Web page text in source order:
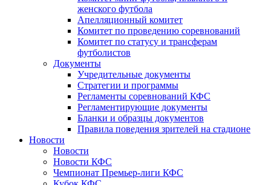
женского футбола
Апелляционный комитет
Комитет по проведению соревнований
Комитет по статусу и трансферам
футболистов
Документы
Учредительные документы
Стратегии и программы
Регламенты соревнований КФС
Регламентирующие документы
Бланки и образцы документов
Правила поведения зрителей на стадионе
Новости
Новости
Новости КФС
Чемпионат Премьер-лиги КФС